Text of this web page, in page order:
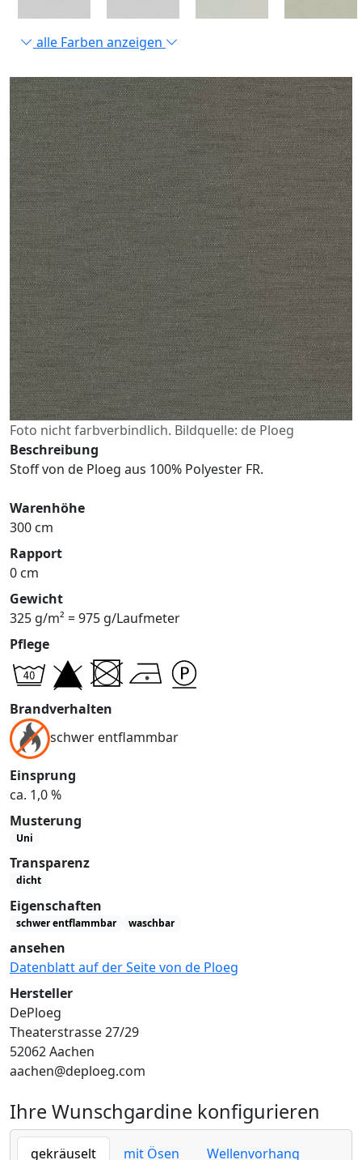
alle Farben anzeigen
Foto nicht farbverbindlich. Bildquelle: de Ploeg
Beschreibung
Stoff von de Ploeg aus 100% Polyester FR.
Warenhöhe
300 cm
Rapport
0 cm
Gewicht
325 g/m² = 975 g/Laufmeter
Pflege
Brandverhalten
schwer entflammbar
Einsprung
ca. 1,0 %
Musterung
Uni
Transparenz
dicht
Eigenschaften
schwer entflammbar waschbar
ansehen
Datenblatt auf der Seite von de Ploeg
Hersteller
DePloeg
Theaterstrasse 27/29
52062 Aachen
aachen@deploeg.com
Ihre Wunschgardine konfigurieren
gekräuselt mit Ösen Wellenvorhang